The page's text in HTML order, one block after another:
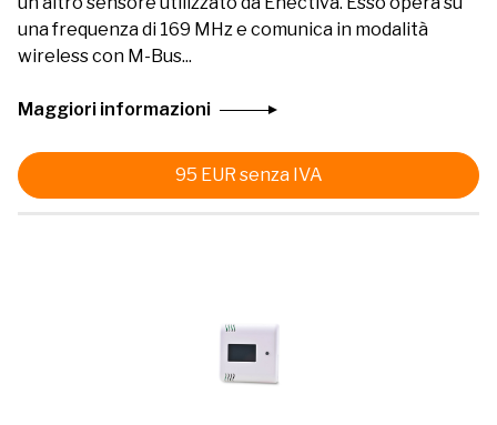
una frequenza di 169 MHz e comunica in modalità
wireless con M-Bus...
Maggiori informazioni
95 EUR senza IVA